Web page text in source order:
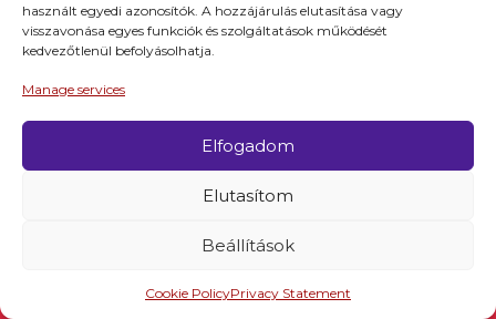
használt egyedi azonosítók. A hozzájárulás elutasítása vagy
visszavonása egyes funkciók és szolgáltatások működését
kedvezőtlenül befolyásolhatja.
Manage services
Elfogadom
Elutasítom
Beállítások
Cookie PolicyPrivacy Statement
Programok